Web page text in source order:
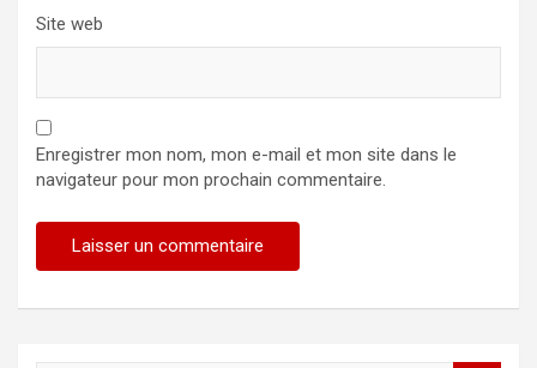
Site web
Enregistrer mon nom, mon e-mail et mon site dans le
navigateur pour mon prochain commentaire.